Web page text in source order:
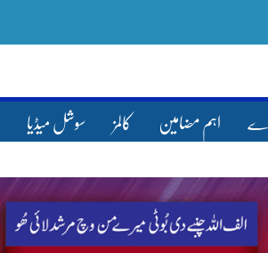
اہم مضامین کالمز سوشل میڈیا